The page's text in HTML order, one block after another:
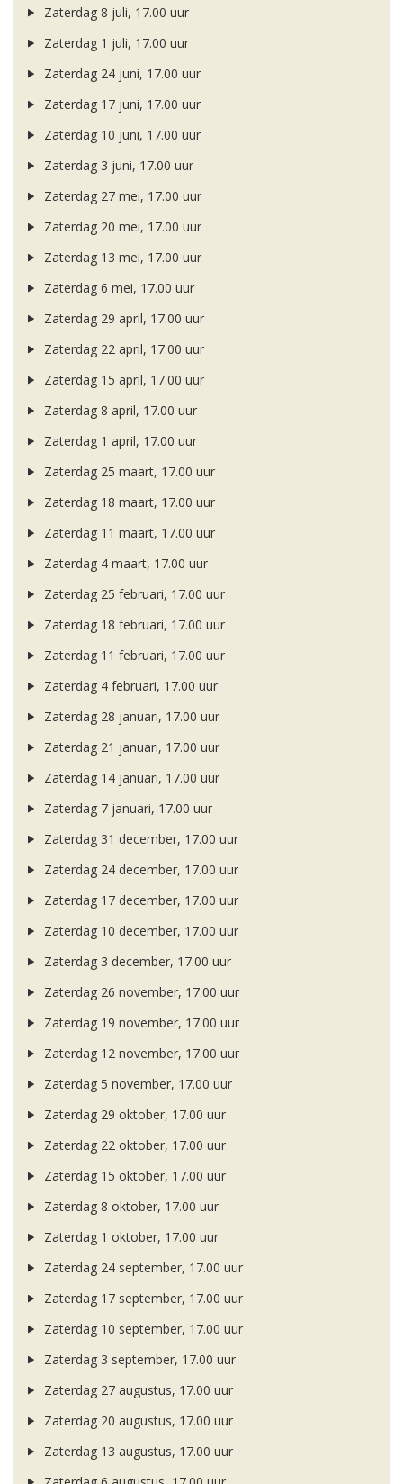
Zaterdag 8 juli, 17.00 uur
Zaterdag 1 juli, 17.00 uur
Zaterdag 24 juni, 17.00 uur
Zaterdag 17 juni, 17.00 uur
Zaterdag 10 juni, 17.00 uur
Zaterdag 3 juni, 17.00 uur
Zaterdag 27 mei, 17.00 uur
Zaterdag 20 mei, 17.00 uur
Zaterdag 13 mei, 17.00 uur
Zaterdag 6 mei, 17.00 uur
Zaterdag 29 april, 17.00 uur
Zaterdag 22 april, 17.00 uur
Zaterdag 15 april, 17.00 uur
Zaterdag 8 april, 17.00 uur
Zaterdag 1 april, 17.00 uur
Zaterdag 25 maart, 17.00 uur
Zaterdag 18 maart, 17.00 uur
Zaterdag 11 maart, 17.00 uur
Zaterdag 4 maart, 17.00 uur
Zaterdag 25 februari, 17.00 uur
Zaterdag 18 februari, 17.00 uur
Zaterdag 11 februari, 17.00 uur
Zaterdag 4 februari, 17.00 uur
Zaterdag 28 januari, 17.00 uur
Zaterdag 21 januari, 17.00 uur
Zaterdag 14 januari, 17.00 uur
Zaterdag 7 januari, 17.00 uur
Zaterdag 31 december, 17.00 uur
Zaterdag 24 december, 17.00 uur
Zaterdag 17 december, 17.00 uur
Zaterdag 10 december, 17.00 uur
Zaterdag 3 december, 17.00 uur
Zaterdag 26 november, 17.00 uur
Zaterdag 19 november, 17.00 uur
Zaterdag 12 november, 17.00 uur
Zaterdag 5 november, 17.00 uur
Zaterdag 29 oktober, 17.00 uur
Zaterdag 22 oktober, 17.00 uur
Zaterdag 15 oktober, 17.00 uur
Zaterdag 8 oktober, 17.00 uur
Zaterdag 1 oktober, 17.00 uur
Zaterdag 24 september, 17.00 uur
Zaterdag 17 september, 17.00 uur
Zaterdag 10 september, 17.00 uur
Zaterdag 3 september, 17.00 uur
Zaterdag 27 augustus, 17.00 uur
Zaterdag 20 augustus, 17.00 uur
Zaterdag 13 augustus, 17.00 uur